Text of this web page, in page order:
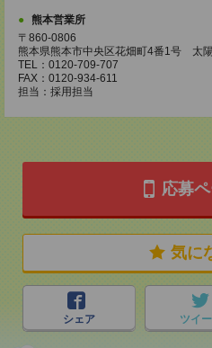
熊本営業所
〒860-0806
熊本県熊本市中央区花畑町4番1号 太
TEL：0120-709-707
FAX：0120-934-611
担当：採用担当
応募
気に
シェア ツイ